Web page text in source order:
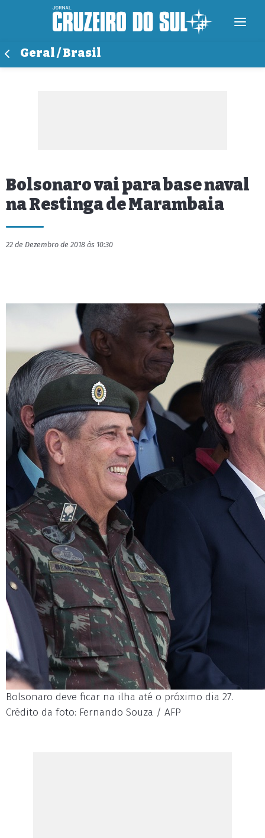
Geral / Brasil
Bolsonaro vai para base naval
na Restinga de Marambaia
22 de Dezembro de 2018 às 10:30
Bolsonaro deve ficar na ilha até o próximo dia 27.
Crédito da foto: Fernando Souza / AFP